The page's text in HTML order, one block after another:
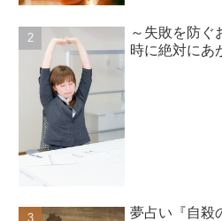
～失敗を防ぐ
時に絶対にあ
夢占い『自